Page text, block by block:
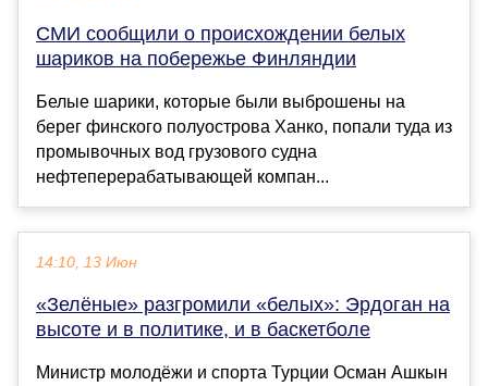
СМИ сообщили о происхождении белых
шариков на побережье Финляндии
Белые шарики, которые были выброшены на
берег финского полуострова Ханко, попали туда из
промывочных вод грузового судна
нефтеперерабатывающей компан...
14:10, 13 Июн
«Зелëные» разгромили «белых»: Эрдоган на
высоте и в политике, и в баскетболе
Министр молодëжи и спорта Турции Осман Ашкын